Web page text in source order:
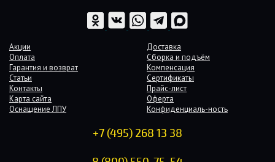
Акции
Доставка
Оплата
Сборка и подъём
Гарантия и возврат
Компенсация
Статьи
Сертификаты
Контакты
Прайс-лист
Карта сайта
Оферта
Оснащение ЛПУ
Конфиденциаль-ность
+7 (495) 268 13 38